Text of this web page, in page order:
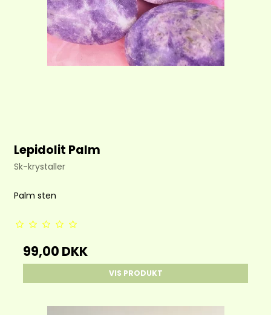
Lepidolit Palm
Sk-krystaller
Palm sten
99,00 DKK
VIS PRODUKT